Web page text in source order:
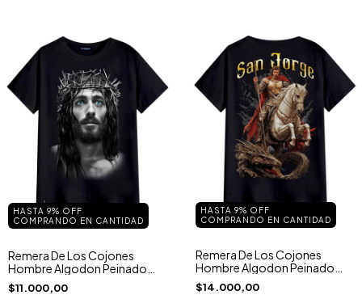
HASTA 9% OFF
COMPRANDO EN CANTIDAD
Remera De Los Cojones
Hombre Algodon Peinado
Cristo Jesus
$11.000,00
HASTA 9% OFF
COMPRANDO EN CANTIDAD
Remera De Los Cojones
Hombre Algodon Peinado
San Jorge
$14.000,00